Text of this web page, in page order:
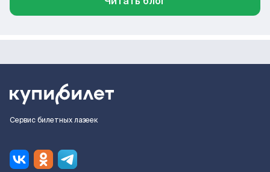
Сервис билетных лазеек